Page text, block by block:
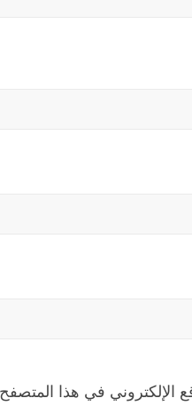
الإلكتروني في هذا